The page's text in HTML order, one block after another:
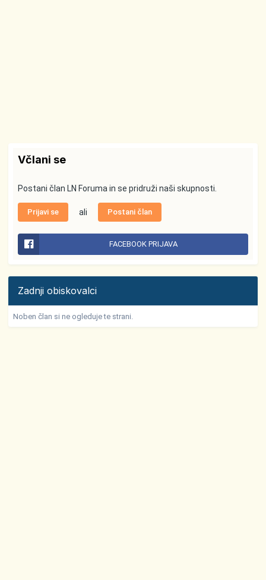
Včlani se
Postani član LN Foruma in se pridruži naši skupnosti.
Prijavi se ali Postani član
FACEBOOK PRIJAVA
Zadnji obiskovalci
Noben član si ne ogleduje te strani.